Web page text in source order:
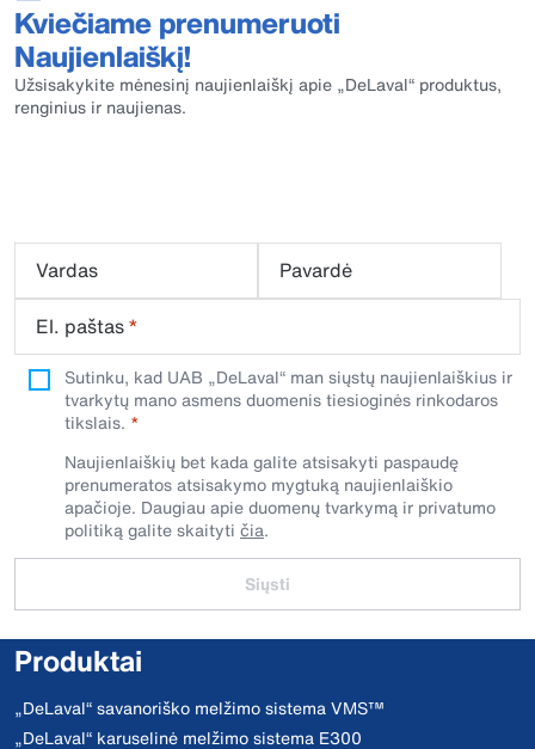
Kviečiame prenumeruoti
Naujienlaiškį!
Užsisakykite mėnesinį naujienlaiškį apie „DeLaval“ produktus,
renginius ir naujienas.
Vardas
Pavardė
El. paštas*
Sutinku, kad UAB „DeLaval“ man siųstų naujienlaiškius ir
tvarkytų mano asmens duomenis tiesioginės rinkodaros
tikslais.
Naujienlaiškių bet kada galite atsisakyti paspaudę
prenumeratos atsisakymo mygtuką naujienlaiškio
apačioje. Daugiau apie duomenų tvarkymą ir privatumo
politiką galite skaityti čia.
Siųsti
Produktai
„DeLaval“ savanoriško melžimo sistema VMS™
„DeLaval“ karuselinė melžimo sistema E300